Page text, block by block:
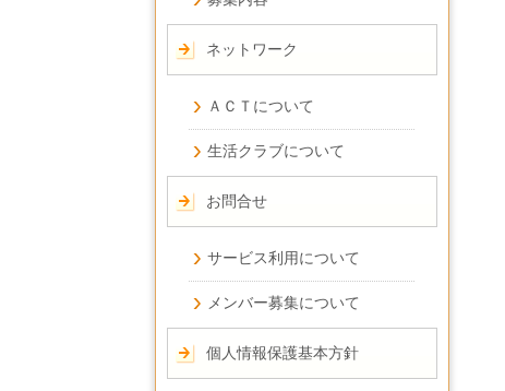
ネットワーク
ＡＣＴについて
生活クラブについて
お問合せ
サービス利用について
メンバー募集について
個人情報保護基本方針